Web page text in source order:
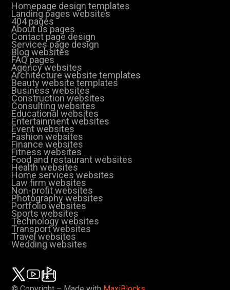
Homepage design templates
Landing pages websites
404 pages
About us pages
Contact page design
Services page design
Blog websites
FAQ pages
Agency websites
Architecture website templates
Beauty website templates
Business websites
Construction websites
Consulting websites
Educational websites
Entertainment websites
Event websites
Fashion websites
Finance websites
Fitness websites
Food and restaurant websites
Health websites
Home services websites
Law firm websites
Non-profit websites
Photography websites
Portfolio websites
Sports websites
Technology websites
Transport websites
Travel websites
Wedding websites